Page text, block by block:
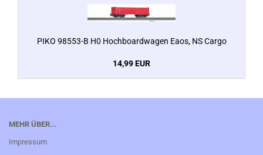
PIKO 98553-B H0 Hochboardwagen Eaos, NS Cargo
14,99 EUR
MEHR ÜBER...
Impressum